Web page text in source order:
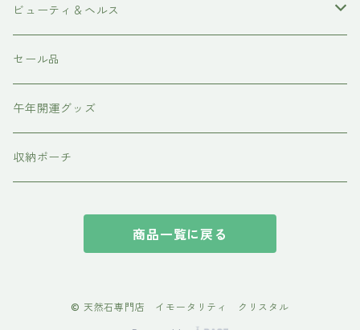
磨き
ネックレス・ペンダント
ピアス・イアリング
スピリチュアルグッズ
天然石ビーズ
天使の羽シリーズ
各種パーツ
ビューティ＆ヘルス
ドテラ doTERRA
テラヘルツ・ホルミシス
セール品
午年開運グッズ
収納ポーチ
商品一覧に戻る
© 天然石専門店 イモータリティ クリスタル